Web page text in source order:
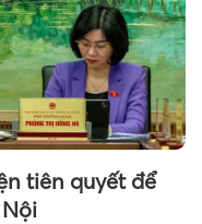
tiên quyết để